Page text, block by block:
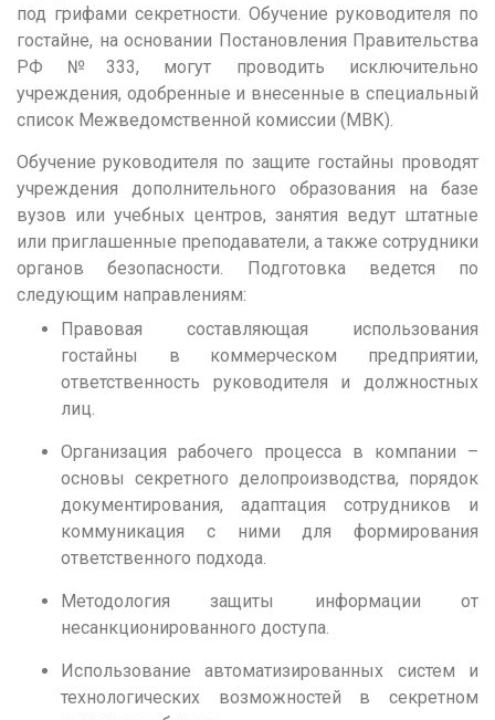
под грифами секретности. Обучение руководителя по
гостайне, на основании Постановления Правительства
РФ №333, могут проводить исключительно
учреждения, одобренные и внесенные в специальный
список Межведомственной комиссии (МВК).
Обучение руководителя по защите гостайны проводят
учреждения дополнительного образования на базе
вузов или учебных центров, занятия ведут штатные
или приглашенные преподаватели, а также сотрудники
органов безопасности. Подготовка ведется по
следующим направлениям:
Правовая составляющая использования
гостайны в коммерческом предприятии,
ответственность руководителя и должностных
лиц.
Организация рабочего процесса в компании –
основы секретного делопроизводства, порядок
документирования, адаптация сотрудников и
коммуникация с ними для формирования
ответственного подхода.
Методология защиты информации от
несанкционированного доступа.
Использование автоматизированных систем и
технологических возможностей в секретном
Краснодар
Красноярск
Курган
Курск
Л
Липецк
М
Магнитогорск
Махачкала
Мурманск
Н
Набережные Челны
Нижний Новгород
Нижний Тагил
Новокузнецк
Новосибирск
О
Омск
Орел